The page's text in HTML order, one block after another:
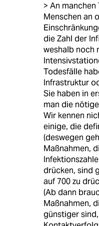
> An
Menschen an
die Zahl der
weshalb noch
Todesfälle
Infrastruktur
Sie haben in
man die
Wir kennen
einige, die
(deswegen
Maßnahmen,
drücken, sind
auf 700 zu
(Ab dann
Maßnahmen,
günstiger